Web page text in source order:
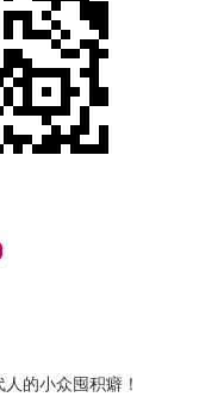
的小众囤积癖！